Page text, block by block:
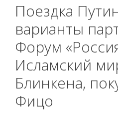
Поездка
варианты
Форум
Исламский
Блинкена,
Фицо